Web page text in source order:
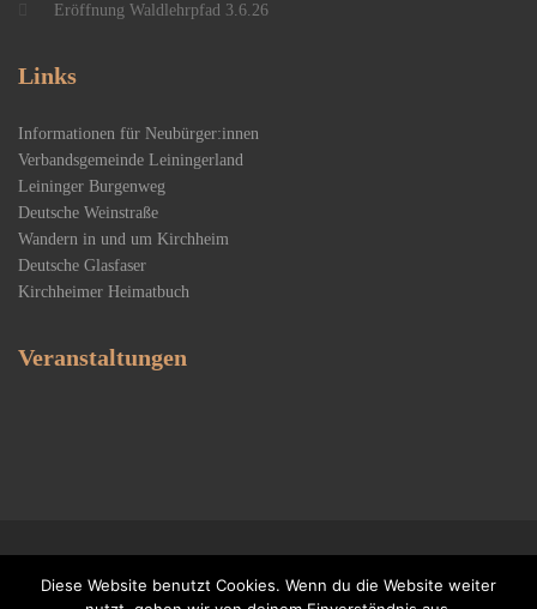
Eröffnung Waldlehrpfad 3.6.26
Links
Informationen für Neubürger:innen
Verbandsgemeinde Leiningerland
Leininger Burgenweg
Deutsche Weinstraße
Wandern in und um Kirchheim
Deutsche Glasfaser
Kirchheimer Heimatbuch
Veranstaltungen
Impressum
Diese Website benutzt Cookies. Wenn du die Website weiter